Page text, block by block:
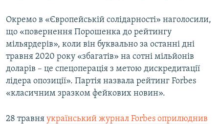
Окремо в «Європейській солідарності» наголосили,
що «повернення Порошенка до рейтингу
мільярдерів», коли він буквально за останні дні
травня 2020 року «збагатів» на сотні мільйонів
доларів – це спецоперація з метою дискредитації
лідера опозиції». Партія назвала рейтинг Forbes
«класичним зразком фейкових новин».
28 травня український журнал Forbes оприлюднив